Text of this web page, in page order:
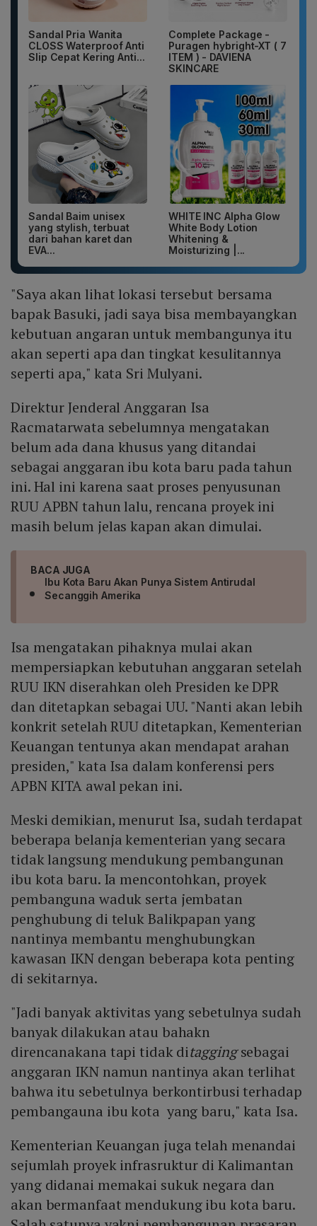
Sandal Pria Wanita
CLOSS Waterproof Anti
Slip Cepat Kering Anti...
Complete Package -
Puragen hybright-XT ( 7
ITEM ) - DAVIENA
SKINCARE
Sandal Baim unisex
yang stylish, terbuat
dari bahan karet dan
EVA...
WHITE INC Alpha Glow
White Body Lotion
Whitening &
Moisturizing |...
"Saya akan lihat lokasi tersebut bersama
bapak Basuki, jadi saya bisa membayangkan
kebutuan angaran untuk membangunya itu
akan seperti apa dan tingkat kesulitannya
seperti apa," kata Sri Mulyani.
Direktur Jenderal Anggaran Isa
Racmatarwata sebelumnya mengatakan
belum ada dana khusus yang ditandai
sebagai anggaran ibu kota baru pada tahun
ini. Hal ini karena saat proses penyusunan
RUU APBN tahun lalu, rencana proyek ini
masih belum jelas kapan akan dimulai.
BACA JUGA
Ibu Kota Baru Akan Punya Sistem Antirudal
Secanggih Amerika
Isa mengatakan pihaknya mulai akan
mempersiapkan kebutuhan anggaran setelah
RUU IKN diserahkan oleh Presiden ke DPR
dan ditetapkan sebagai UU. "Nanti akan lebih
konkrit setelah RUU ditetapkan, Kementerian
Keuangan tentunya akan mendapat arahan
presiden," kata Isa dalam konferensi pers
APBN KITA awal pekan ini.
Meski demikian, menurut Isa, sudah terdapat
beberapa belanja kementerian yang secara
tidak langsung mendukung pembangunan
ibu kota baru. Ia mencontohkan, proyek
pembanguna waduk serta jembatan
penghubung di teluk Balikpapan yang
nantinya membantu menghubungkan
kawasan IKN dengan beberapa kota penting
di sekitarnya.
"Jadi banyak aktivitas yang sebetulnya sudah
banyak dilakukan atau bahakn
direncanakana tapi tidak ditaggingsebagai
anggaran IKN namun nantinya akan terlihat
bahwa itu sebetulnya berkontirbusi terhadap
pembangauna ibu kota yang baru," kata Isa.
Kementerian Keuangan juga telah menandai
sejumlah proyek infrasruktur di Kalimantan
yang didanai memakai sukuk negara dan
akan bermanfaat mendukung ibu kota baru.